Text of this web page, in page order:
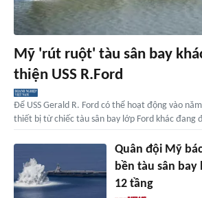
Mỹ 'rút ruột' tàu sân bay
thiện USS R.Ford
Để USS Gerald R. Ford có thể hoạt động vào
thiết bị từ chiếc tàu sân bay lớp Ford khác đang
Quân đội Mỹ
bền tàu sân
12 tầng